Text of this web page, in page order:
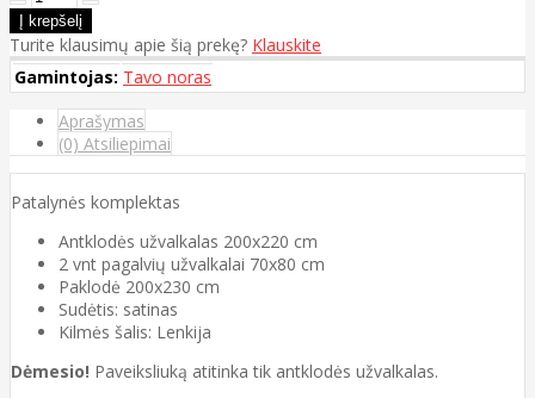
Turite klausimų apie šią prekę? Klauskite
Gamintojas: Tavo noras
Aprašymas
(0) Atsiliepimai
Patalynės komplektas
Antklodės užvalkalas 200x220 cm
2 vnt pagalvių užvalkalai 70x80 cm
Paklodė 200x230 cm
Sudėtis: satinas
Kilmės šalis: Lenkija
Dėmesio! Paveiksliuką atitinka tik antklodės užvalkalas.